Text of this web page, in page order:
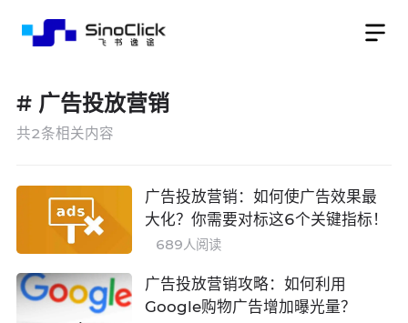
# 广告投放营销
共2条相关内容
广告投放营销：如何使广告效果最
大化？你需要对标这6个关键指标！
689人阅读
广告投放营销攻略：如何利用
Google购物广告增加曝光量？